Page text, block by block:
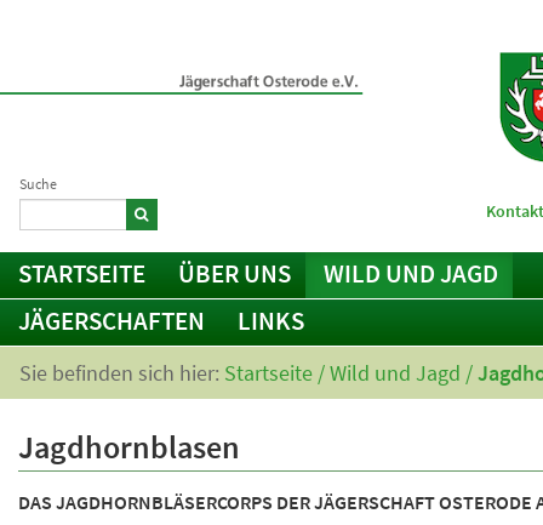
Suche
STARTSEITE ÜBER UNS
WILD UND JAGD
JÄGERSCHAFTEN
LINKS
Sie befinden sich hier: Startseite /Wild und Jagd /
Jagdhornblasen
DAS JAGDHORNBLÄSERCORPS DER JÄGERSCHAFT OSTERODE